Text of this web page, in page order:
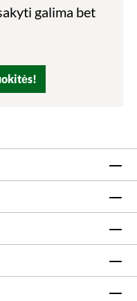
galima bet